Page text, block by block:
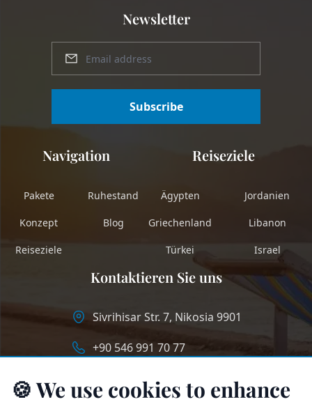
Newsletter
Subscribe
Navigation
Pakete
Konzept
Reiseziele
Ruhestand
Blog
Reiseziele
Ägypten
Griechenland
Türkei
Jordanien
Libanon
Israel
Kontaktieren Sie uns
Sivrihisar Str. 7, Nikosia 9901
+90 546 991 70 77
info@longstaycyprus.com
🍪 We use cookies to enhance